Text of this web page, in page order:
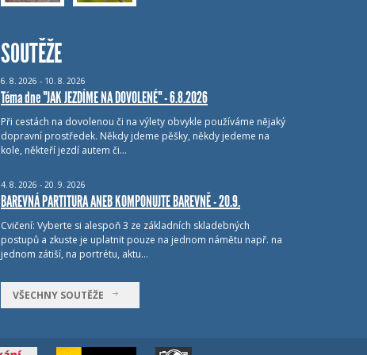
SOUTĚŽE
6. 8. 2026 - 10. 8. 2026
Téma dne "JAK JEZDÍME NA DOVOLENÉ" - 6.8.2026
Při cestách na dovolenou či na výlety obvykle používáme nějaký
dopravní prostředek. Někdy jdeme pěšky, někdy jedeme na
kole, někteří jezdí autem či…
4. 8. 2026 - 20. 9. 2026
BAREVNÁ PARTITURA ANEB KOMPONUJTE BAREVNĚ - 20.9.
Cvičení: Vyberte si alespoň 3 ze základních skladebných
postupů a zkuste je uplatnit pouze na jednom námětu např. na
jednom zátiší, na portrétu, aktu…
VŠECHNY SOUTĚŽE